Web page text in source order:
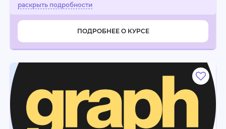
ПОДРОБНЕЕ О КУРСЕ